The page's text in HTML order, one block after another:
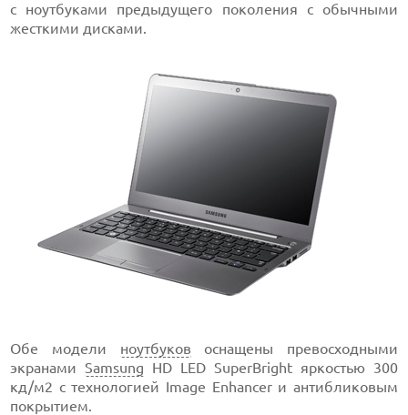
с ноутбуками предыдущего поколения с обычными
жесткими дисками.
Обе модели ноутбуков оснащены превосходными
экранамиSamsung HD LED SuperBright яркостью 300
кд/м2 с технологией Image Enhancer и антибликовым
покрытием.